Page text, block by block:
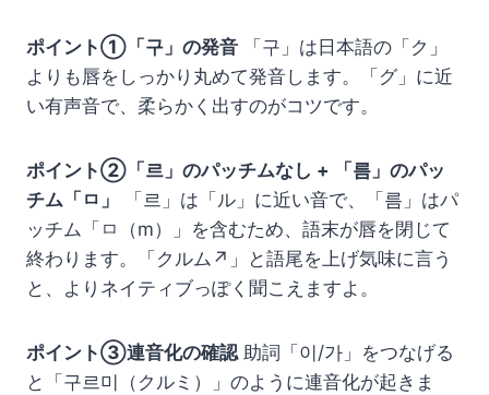
ポイント①「구」の発音 「구」は日本語の「ク」
よりも唇をしっかり丸めて発音します。「グ」に近
い有声音で、柔らかく出すのがコツです。
ポイント②「르」のパッチムなし + 「름」のパッ
チム「ㅁ」
「르」は「ル」に近い音で、「름」はパ
ッチム「ㅁ（m）」を含むため、語末が唇を閉じて
終わります。「クルム↗」と語尾を上げ気味に言う
と、よりネイティブっぽく聞こえますよ。
ポイント③連音化の確認助詞「이/가」をつなげる
と「구르미（クルミ）」のように連音化が起きま